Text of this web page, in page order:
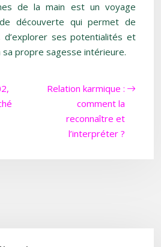
de la main est un voyage
découverte qui permet de
d’explorer ses potentialités et
propre sagesse intérieure.
Relation karmique :
comment la
reconnaître et
l’interpréter ?